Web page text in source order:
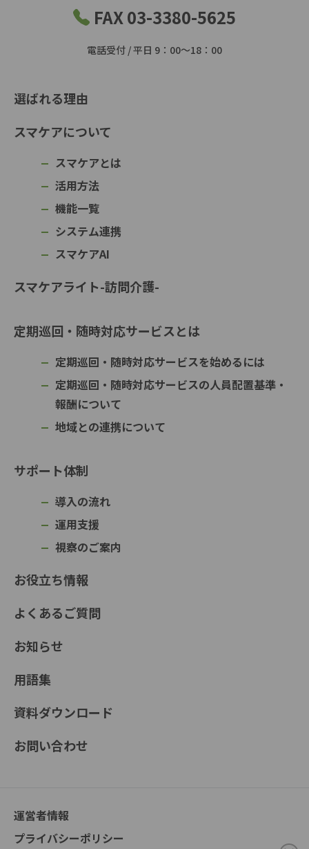
FAX 03-3380-5625
電話受付 / 平日 9：00～18：00
選ばれる理由
スマケアについて
スマケアとは
活用方法
機能一覧
システム連携
スマケアAI
スマケアライト-訪問介護-
定期巡回・随時対応サービスとは
定期巡回・随時対応サービスを始めるには
定期巡回・随時対応サービスの人員配置基準・
報酬について
地域との連携について
サポート体制
導入の流れ
運用支援
視察のご案内
お役立ち情報
よくあるご質問
お知らせ
用語集
資料ダウンロード
お問い合わせ
運営者情報
プライバシーポリシー